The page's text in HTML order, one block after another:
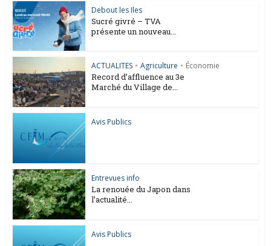
Debout les Iles
Sucré givré – TVA
présente un nouveau...
ACTUALITES • Agriculture • Économie
Record d’affluence au 3e
Marché du Village de...
Avis Publics
Entrevues info
La renouée du Japon dans
l’actualité...
Avis Publics